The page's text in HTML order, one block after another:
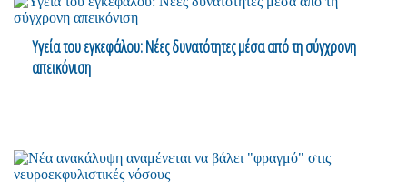
Υγεία του εγκεφάλου: Νέες δυνατότητες μέσα από τη σύγχρονη
απεικόνιση